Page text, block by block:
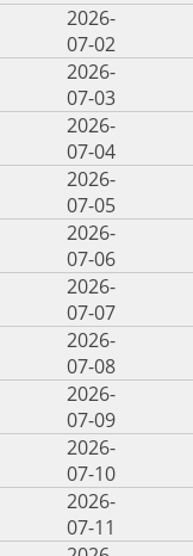
2026-
07-02
2026-
07-03
2026-
07-04
2026-
07-05
2026-
07-06
2026-
07-07
2026-
07-08
2026-
07-09
2026-
07-10
2026-
07-11